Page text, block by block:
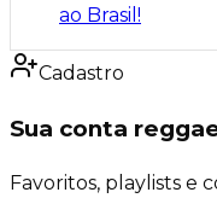
ao Brasil!
Cadastro
Sua conta
Favoritos, playlists e